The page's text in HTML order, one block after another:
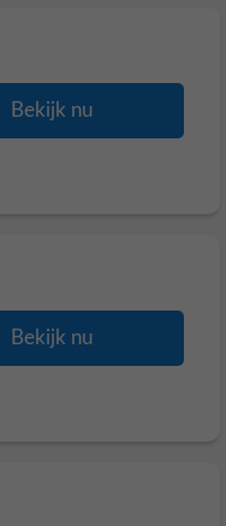
Bekijk nu
Bekijk nu